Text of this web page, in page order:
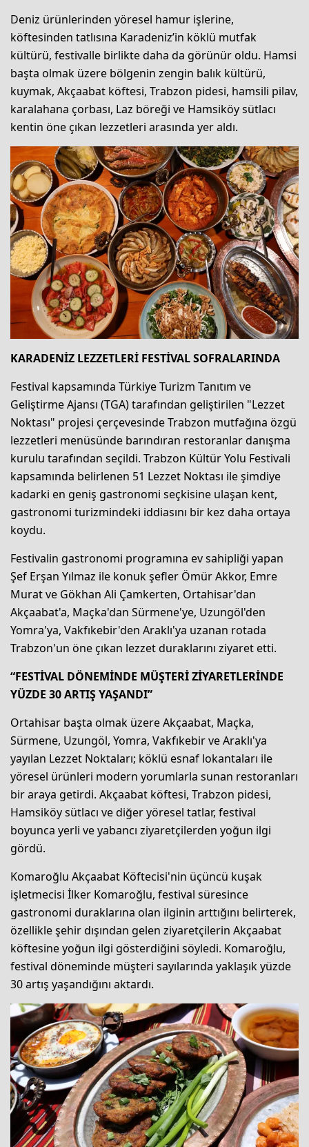
Deniz ürünlerinden yöresel hamur işlerine,
köftesinden tatlısına Karadeniz’in köklü mutfak
kültürü, festivalle birlikte daha da görünür oldu. Hamsi
başta olmak üzere bölgenin zengin balık kültürü,
kuymak, Akçaabat köftesi, Trabzon pidesi, hamsili pilav,
karalahana çorbası, Laz böreği ve Hamsiköy sütlacı
kentin öne çıkan lezzetleri arasında yer aldı.
KARADENİZ LEZZETLERİ FESTİVAL SOFRALARINDA
Festival kapsamında Türkiye Turizm Tanıtım ve
Geliştirme Ajansı (TGA) tarafından geliştirilen "Lezzet
Noktası" projesi çerçevesinde Trabzon mutfağına özgü
lezzetleri menüsünde barındıran restoranlar danışma
kurulu tarafından seçildi. Trabzon Kültür Yolu Festivali
kapsamında belirlenen 51 Lezzet Noktası ile şimdiye
kadarki en geniş gastronomi seçkisine ulaşan kent,
gastronomi turizmindeki iddiasını bir kez daha ortaya
koydu.
Festivalin gastronomi programına ev sahipliği yapan
Şef Erşan Yılmaz ile konuk şefler Ömür Akkor, Emre
Murat ve Gökhan Ali Çamkerten, Ortahisar'dan
Akçaabat'a, Maçka'dan Sürmene'ye, Uzungöl'den
Yomra'ya, Vakfıkebir'den Araklı'ya uzanan rotada
Trabzon'un öne çıkan lezzet duraklarını ziyaret etti.
“FESTİVAL DÖNEMİNDE MÜŞTERİ ZİYARETLERİNDE
YÜZDE 30 ARTIŞ YAŞANDI”
Ortahisar başta olmak üzere Akçaabat, Maçka,
Sürmene, Uzungöl, Yomra, Vakfıkebir ve Araklı'ya
yayılan Lezzet Noktaları; köklü esnaf lokantaları ile
yöresel ürünleri modern yorumlarla sunan restoranları
bir araya getirdi. Akçaabat köftesi, Trabzon pidesi,
Hamsiköy sütlacı ve diğer yöresel tatlar, festival
boyunca yerli ve yabancı ziyaretçilerden yoğun ilgi
gördü.
Komaroğlu Akçaabat Köftecisi'nin üçüncü kuşak
işletmecisi İlker Komaroğlu, festival süresince
gastronomi duraklarına olan ilginin arttığını belirterek,
özellikle şehir dışından gelen ziyaretçilerin Akçaabat
köftesine yoğun ilgi gösterdiğini söyledi. Komaroğlu,
festival döneminde müşteri sayılarında yaklaşık yüzde
30 artış yaşandığını aktardı.